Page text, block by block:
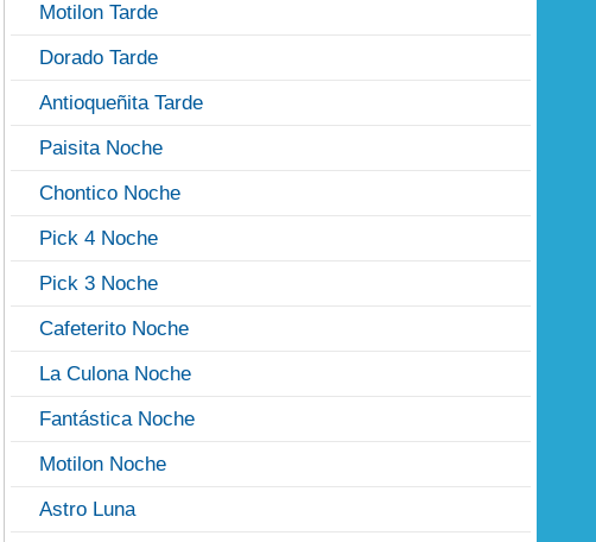
Motilon Tarde
Dorado Tarde
Antioqueñita Tarde
Paisita Noche
Chontico Noche
Pick 4 Noche
Pick 3 Noche
Cafeterito Noche
La Culona Noche
Fantástica Noche
Motilon Noche
Astro Luna